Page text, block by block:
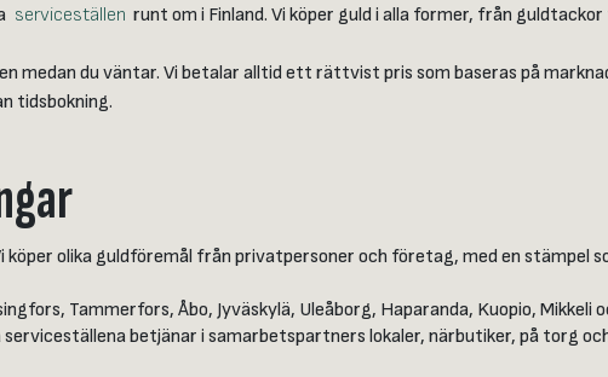
serviceställen runt om i Finland. Vi köper guld i alla former, från
medan du väntar. Vi betalar alltid ett rättvist pris som baseras på
tidsbokning.
köper olika guldföremål från privatpersoner och företag, med en stämpel
Tammerfors, Åbo, Jyväskylä, Uleåborg, Haparanda, Kuopio, Mikkeli
serviceställena betjänar i samarbetspartners lokaler, närbutiker, på torg